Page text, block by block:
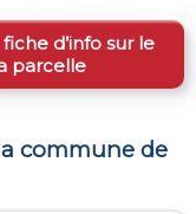
d’info sur le
parcelle
commune de